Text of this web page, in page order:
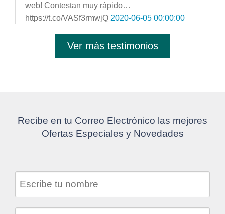
web! Contestan muy rápido…
https://t.co/VASf3rmwjQ 2020-06-05 00:00:00
Ver más testimonios
Recibe en tu Correo Electrónico las mejores
Ofertas Especiales y Novedades